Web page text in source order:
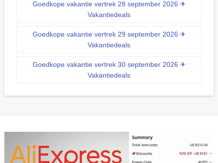
Goedkope vakantie vertrek 28 september 2026 ✈
Vakantiedeals
Goedkope vakantie vertrek 29 september 2026 ✈
Vakantiedeals
Goedkope vakantie vertrek 30 september 2026 ✈
Vakantiedeals